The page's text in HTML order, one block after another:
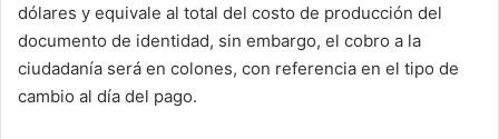
dólares y equivale al total del costo de producción del
documento de identidad, sin embargo, el cobro a la
ciudadanía será en colones, con referencia en el tipo de
cambio al día del pago.